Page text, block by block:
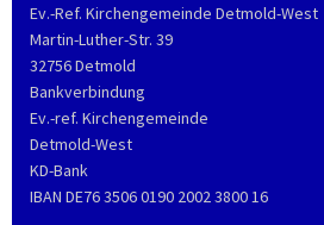
Ev.-Ref. Kirchengemeinde Detmold-West
Martin-Luther-Str. 39
32756 Detmold
Bankverbindung
Ev.-ref. Kirchengemeinde
Detmold-West
KD-Bank
IBAN DE76 3506 0190 2002 3800 16